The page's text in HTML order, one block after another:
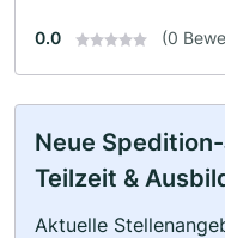
0.0 (0
Neue
Teilzeit &
Aktuelle